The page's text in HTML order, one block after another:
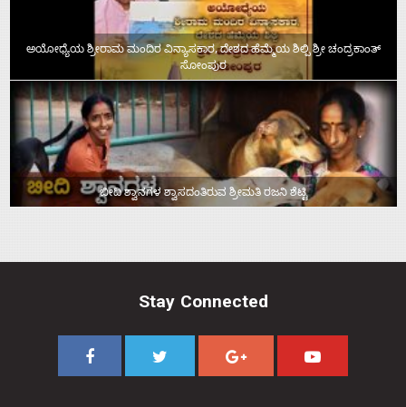
ಅಯೋಧ್ಯೆಯ ಶ್ರೀರಾಮ ಮಂದಿರ ವಿನ್ಯಾಸಕಾರ, ದೇಶದ ಹೆಮ್ಮೆಯ ಶಿಲ್ಪಿ ಶ್ರೀ ಚಂದ್ರಕಾಂತ್‌
ಸೋಂಪುರ
ಬೀದಿ ಶ್ವಾನಗಳ ಶ್ವಾಸದಂತಿರುವ ಶ್ರೀಮತಿ ರಜನಿ ಶೆಟ್ಟಿ
Stay Connected